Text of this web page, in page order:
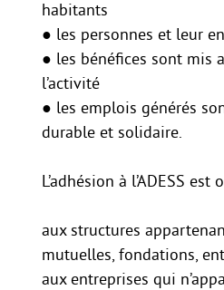
habitants
● les personnes et leur
● les bénéfices sont mis
l’activité
● les emplois générés
durable et solidaire.
L’adhésion à l’ADESS est
aux structures
mutuelles, fondations,
aux entreprises qui